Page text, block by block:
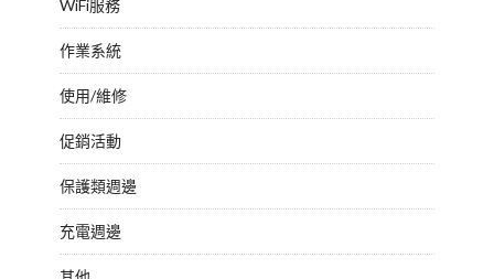
WiFi服務
作業系統
使用/維修
促銷活動
保護類週邊
充電週邊